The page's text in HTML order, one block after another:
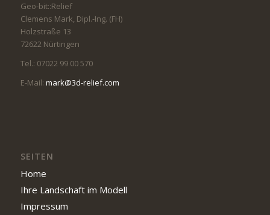
Geo-bit::Relief
Clemens Mark, Dipl.-Ing. (FH)
Holzstraße 13
72622 Nürtingen
Tel.: 07022 99 00 570
E-Mail: mark@3d-relief.com
SEITEN
Home
Ihre Landschaft im Modell
Impressum